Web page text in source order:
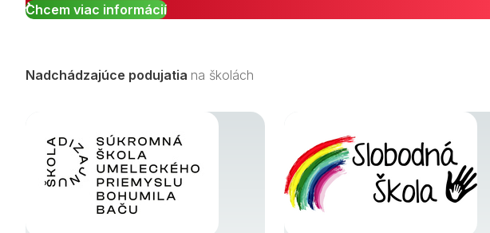
Chcem viac informácií
Nadchádzajúce podujatia na školách